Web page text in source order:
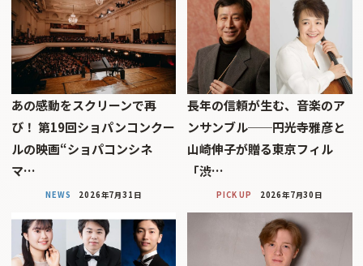
あの感動をスクリーンで再
び！ 第19回ショパンコンクー
ルの映画“ショパコンシネ
マ…
NEWS 2026年7月31日
長年の信頼が生む、音楽のア
ンサンブル──円光寺雅彦と
山崎伸子が贈る東京フィル
「渋…
PICK UP 2026年7月30日